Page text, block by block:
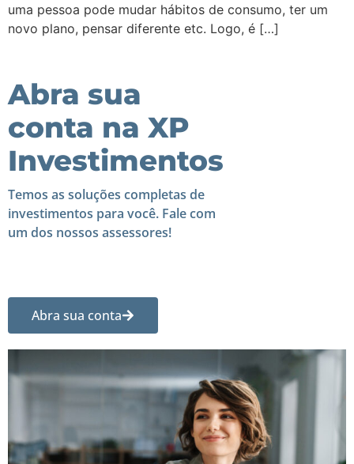
uma pessoa pode mudar hábitos de consumo, ter um
novo plano, pensar diferente etc. Logo, é […]
Abra sua
conta na XP
Investimentos
Temos as soluções completas de
investimentos para você. Fale com
um dos nossos assessores!
Abra sua conta